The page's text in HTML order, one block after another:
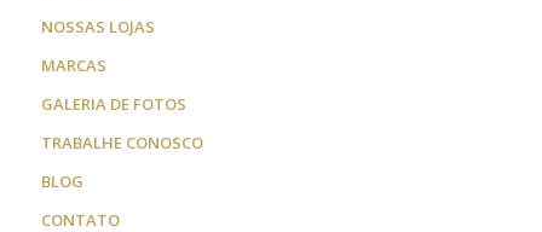
NOSSAS LOJAS
MARCAS
GALERIA DE FOTOS
TRABALHE CONOSCO
BLOG
CONTATO